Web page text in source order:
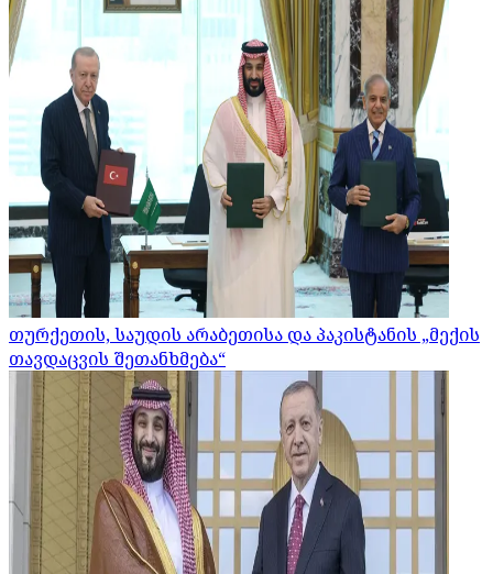
თურქეთის, საუდის არაბეთისა და პაკისტანის „მექის
თავდაცვის შეთანხმება“